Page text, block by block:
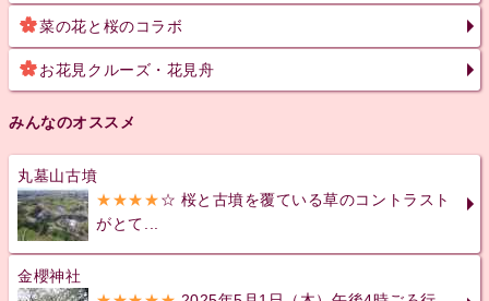
菜の花と桜のコラボ
お花見クルーズ・花見舟
みんなのオススメ
丸墓山古墳
★★★★☆ 桜と古墳を覆ている草のコントラスト
がとて...
金櫻神社